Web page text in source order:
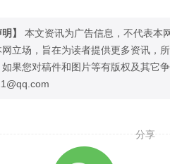
】
本文资讯为广告信息，不代表本
立场，旨在为读者提供更多资讯，
果您对稿件和图片等有版权及其它
分享